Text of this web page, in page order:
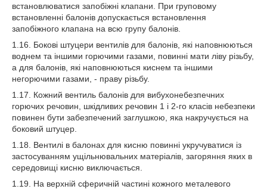
встановлюватися запобіжні клапани. При груповому
встановленні балонів допускається встановлення
запобіжного клапана на всю групу балонів.
1.16. Бокові штуцери вентилів для балонів, які наповнюються
воднем та іншими горючими газами, повинні мати ліву різьбу,
а для балонів, які наповнюються киснем та іншими
негорючими газами, - праву різьбу.
1.17. Кожний вентиль балонів для вибухонебезпечних
горючих речовин, шкідливих речовин 1 і 2-го класів небезпеки
повинен бути забезпечений заглушкою, яка накручується на
боковий штуцер.
1.18. Вентилі в балонах для кисню повинні укручуватися із
застосуванням ущільнювальних матеріалів, загоряння яких в
середовищі кисню виключається.
1.19. На верхній сферичній частині кожного металевого